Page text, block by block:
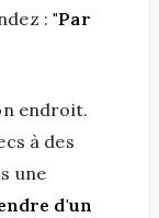
:"Par
endroit.
à des
une
d'un